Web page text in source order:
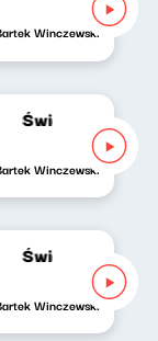
Winczewski
Świat naszej
Winczewski
Świat naszej
Winczewski